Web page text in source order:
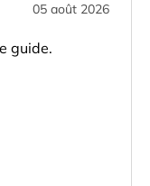
05 août 2026
guide.